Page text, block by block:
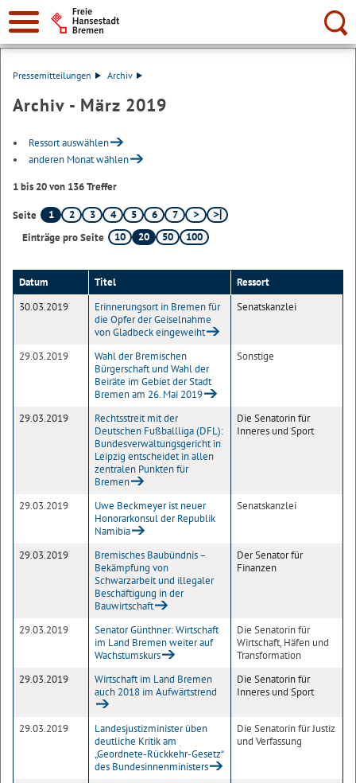
Suche:
Pressemitteilungen Archiv
Archiv - März 2019
Ressort auswählen
anderen Monat wählen
1 bis 20 von 136 Treffer
Seite 1 2 3 4 5 6
7
Einträge pro Seite
10 20 50 100
Datum Titel
Ressort
30.03.2019
Erinnerungsort in Bremen für
die Opfer der Geiselnahme
von Gladbeck eingeweiht
Senatskanzlei
29.03.2019
Wahl der Bremischen
Bürgerschaft und Wahl der
Beiräte im Gebiet der Stadt
Bremen am 26. Mai 2019
Sonstige
29.03.2019
Rechtsstreit mit der
Deutschen Fußballliga (DFL):
Bundesverwaltungsgericht in
Leipzig entscheidet in allen
zentralen Punkten für
Bremen
Die Senatorin für
Inneres und Sport
29.03.2019
Uwe Beckmeyer ist neuer
Honorarkonsul der Republik
Namibia
Senatskanzlei
29.03.2019
Bremisches Baubündnis –
Bekämpfung von
Schwarzarbeit und illegaler
Beschäftigung in der
Bauwirtschaft
Der Senator für
Finanzen
29.03.2019
Senator Günthner: Wirtschaft
im Land Bremen weiter auf
Wachstumskurs
Die Senatorin für
Wirtschaft, Häfen und
Transformation
29.03.2019
Wirtschaft im Land Bremen
auch 2018 im Aufwärtstrend
Die Senatorin für
Inneres und Sport
29.03.2019
Landesjustizminister üben
deutliche Kritik am
„Geordnete-Rückkehr-Gesetz“
des Bundesinnenministers
Die Senatorin für Justiz
und Verfassung